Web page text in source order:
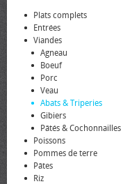
Plats complets
Entrées
Viandes
Agneau
Boeuf
Porc
Veau
Abats & Triperies
Gibiers
Pâtés & Cochonnailles
Poissons
Pommes de terre
Pâtes
Riz